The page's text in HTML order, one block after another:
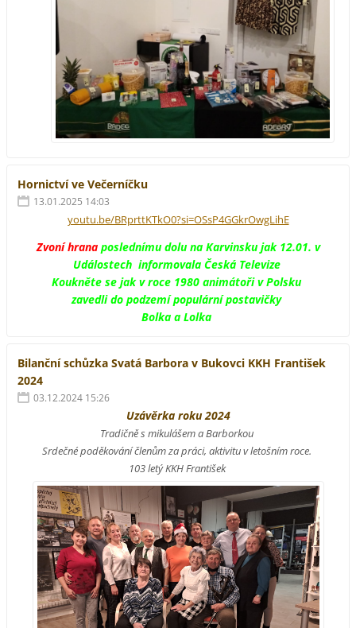
Hornictví ve Večerníčku
13.01.2025 14:03
youtu.be/BRprttKTkO0?si=OSsP4GGkrOwgLihE
Zvoní hrana poslednímu dolu na Karvinsku jak 12.01. v
Událostech informovala Česká Televize
Koukněte se jak v roce 1980 animátoři v Polsku
zavedli do podzemí populární postavičky
Bolka a Lolka
Bilanční schůzka Svatá Barbora v Bukovci KKH František
2024
03.12.2024 15:26
Uzávěrka roku 2024
Tradičně s mikulášem a Barborkou
Srdečné poděkování členům za práci, aktivitu v letošním roce.
103 letý KKH František